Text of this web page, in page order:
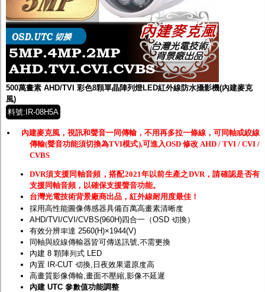
500萬畫素 AHD/TVI 彩色8顆單晶陣列燈LED紅外線防水攝影機(內建麥克
風)
料號:IR-08H5A
內建麥克風，視訊和聲音一同傳輸，不用再多拉一條線，可同軸或絞線
傳輸(聲音功能須切換為TVI模式),可進入OSD 修改 AHD / TVI / CVI /
CVBS
DVR須支援同軸音頻，搭配2021年以前生產之DVR，請確認是否有
支援同軸音頻，以確保支援聲音功能。
台灣光電技術背景廠商出品，紅外線耐用度最佳！
採用高性能圖像傳感器具備百萬高畫素清晰度
AHD/TVI/CVI/CVBS(960H)四合一（OSD 切換）
有效分辨率達 2560(H)×1944(V)
同軸與絞線傳輸器皆可傳送訊號,不需更換
內建 8 顆陣列式 LED
內置 IR-CUT 切換,日夜效果還原度高
高畫質影像傳輸,畫面不壓縮,影像不延遲
內建 UTC 參數值功能調整